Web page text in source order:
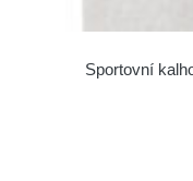
Sportovní